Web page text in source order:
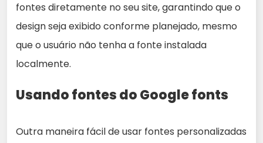
fontes diretamente no seu site, garantindo que o
design seja exibido conforme planejado, mesmo
que o usuário não tenha a fonte instalada
localmente.
Usando fontes do Google fonts
Outra maneira fácil de usar fontes personalizadas